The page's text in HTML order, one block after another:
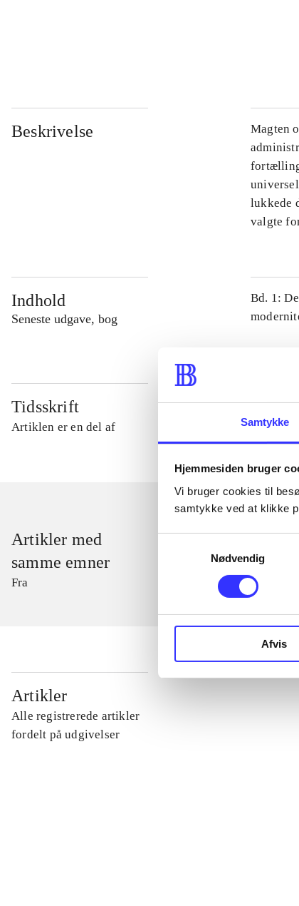
Samtykke
Hjemmesiden bruger
Vi bruger cookies til
samtykke ved at klikke
Nødvendig
Afvis
Beskrivelse
Magten
lukkede
valgte
Indhold
Seneste udgave, bog
Bd. 1:
Tidsskrift
Artiklen er en del af
Artikler med
samme emner
Fra
Artikler
Alle registrerede artikler
fordelt på udgivelser